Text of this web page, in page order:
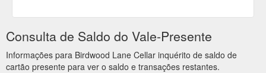
Consulta de Saldo do Vale-Presente
Informações para Birdwood Lane Cellar inquérito de saldo de
cartão presente para ver o saldo e transações restantes.